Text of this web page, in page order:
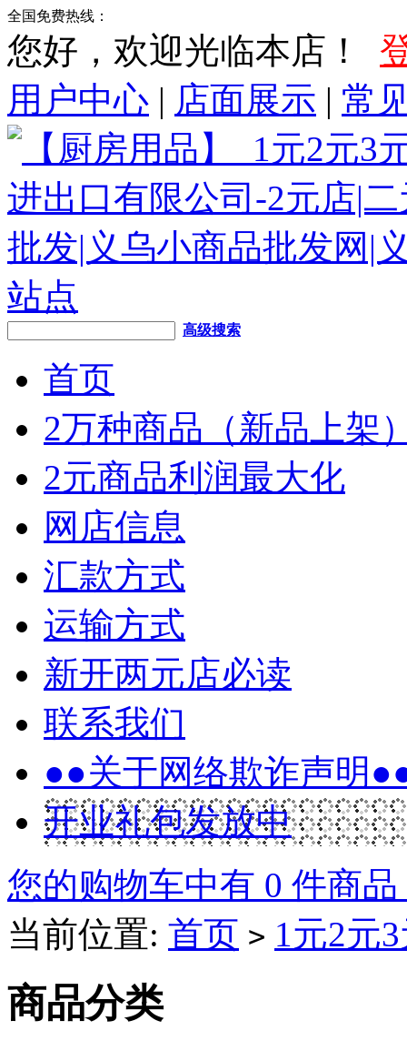
全国免费热线：
您好，欢迎光临本店！
用户中心 | 店面展示 | 常
高级搜索
首页
2万种商品（新品上架
2元商品利润最大化
网店信息
汇款方式
运输方式
新开两元店必读
联系我们
●●关于网络欺诈声明
开业礼包发放中
您的购物车中有 0 件商
当前位置: 首页 > 1元2元
商品分类